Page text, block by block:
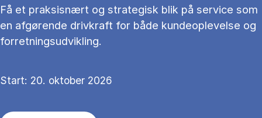
Få et praksisnært og strategisk blik på service som
en afgørende drivkraft for både kundeoplevelse og
forretningsudvikling.
Start: 20. oktober 2026